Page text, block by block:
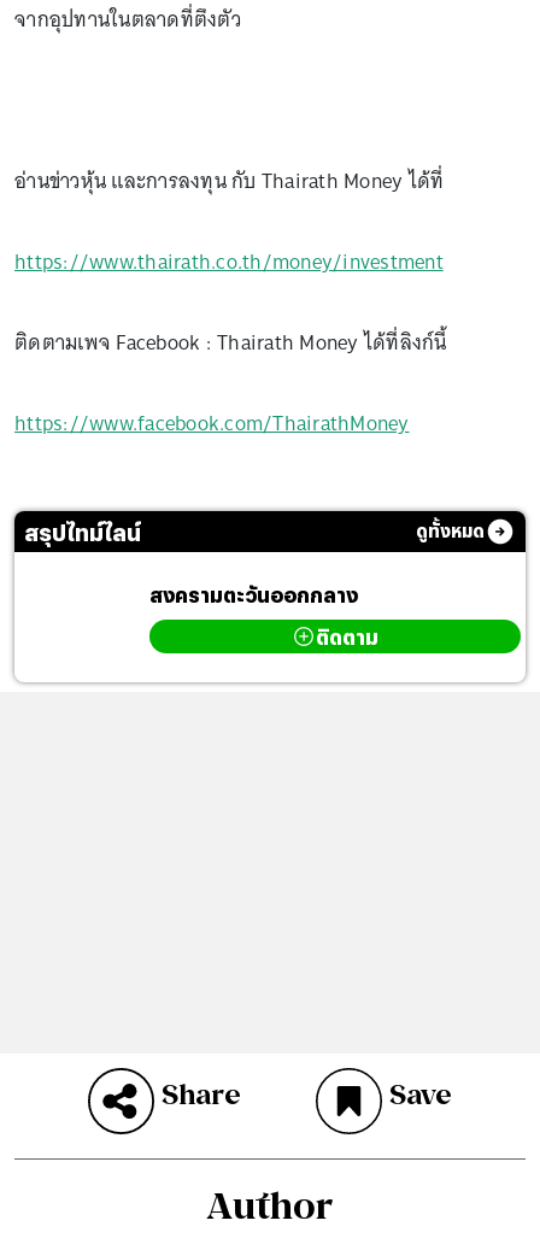
จากอุปทานในตลาดที่ตึงตัว
อ่านข่าวหุ้น และการลงทุน กับ Thairath Money ได้ที่
https://www.thairath.co.th/money/investment
ติดตามเพจ Facebook : Thairath Money ได้ที่ลิงก์นี้
https://www.facebook.com/ThairathMoney
สรุปไทม์ไลน์ ดูทั้งหมด
สงครามตะวันออกกลาง
ติดตาม
Share Save
Author